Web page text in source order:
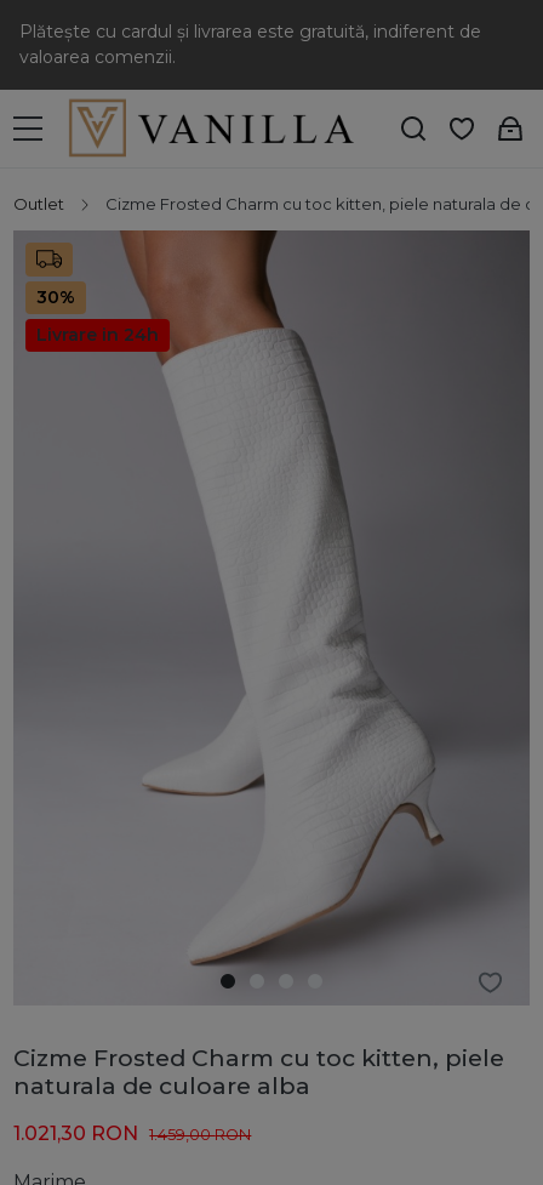
Plătește cu cardul și livrarea este gratuită, indiferent de
valoarea comenzii.
Outlet Cizme Frosted Charm cu toc kitten, piele naturala de
30%
Livrare in 24h
Cizme Frosted Charm cu toc kitten, piele
naturala de culoare alba
1.021,30 RON 1.459,00RON